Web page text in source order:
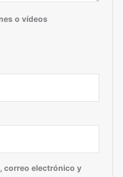
o vídeos
correo electrónico y